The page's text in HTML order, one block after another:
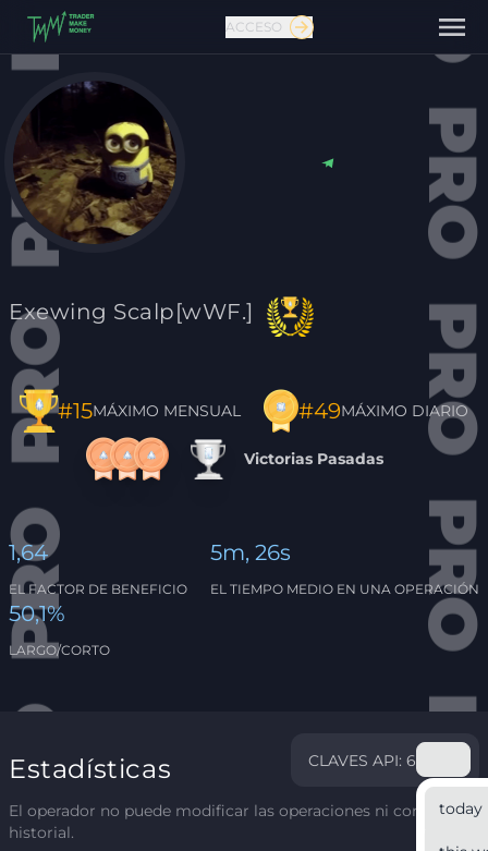
Contáctanos
ACCESO
Exewing Scalp[wWF.]
#15MÁXIMO MENSUAL #49MÁXIMO DIARIO
Victorias Pasadas
1,64
EL FACTOR DE BENEFICIO
5m, 26s
EL TIEMPO MEDIO EN UNA OPERACIÓN
50,1%
LARGO/CORTO
Estadísticas CLAVES API: 6
today
El operador no puede modificar las operaciones ni corregir el
historial.